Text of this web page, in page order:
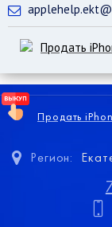
Продать
Продать
Регион: